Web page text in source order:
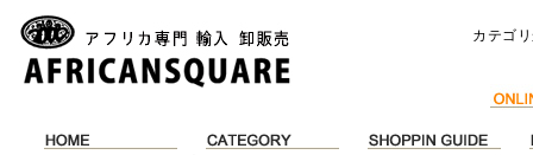
カテゴ